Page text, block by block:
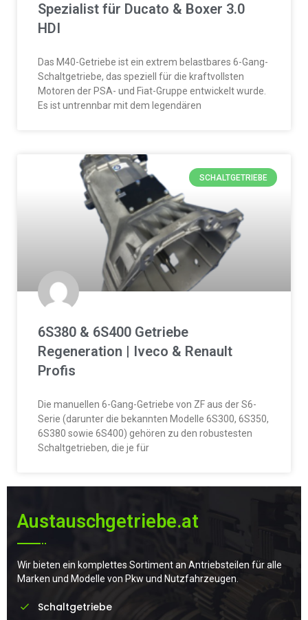
Spezialist für Ducato & Boxer 3.0
HDI
Das M40-Getriebe ist ein extrem belastbares 6-Gang-
Schaltgetriebe, das speziell für die kraftvollsten
Motoren der PSA- und Fiat-Gruppe entwickelt wurde.
Es ist untrennbar mit dem legendären
SCHALTGETRIEBE
6S380 & 6S400 Getriebe
Regeneration | Iveco & Renault
Profis
Die manuellen 6-Gang-Getriebe von ZF aus der S6-
Serie (darunter die bekannten Modelle 6S300, 6S350,
6S380 sowie 6S400) gehören zu den robustesten
Schaltgetrieben, die je für
Austauschgetriebe.at
Wir bieten ein komplettes Sortiment an Antriebsteilen für alle
Marken und Modelle von Pkw und Nutzfahrzeugen.
Schaltgetriebe